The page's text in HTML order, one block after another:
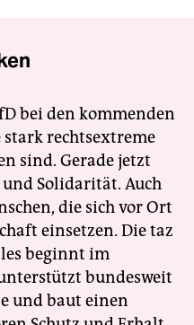
bei den kommenden
rechtsextreme
sind. Gerade jetzt
Solidarität. Auch
die sich vor Ort
einsetzen. Die taz
beginnt im
bundesweit
und baut einen